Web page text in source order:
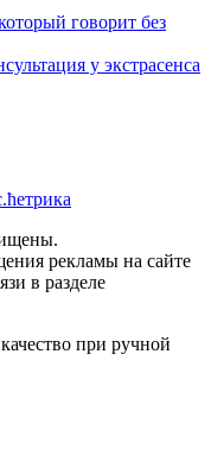
говорит без
у экстрасенса
рекламы на сайте
в разделе
при ручной